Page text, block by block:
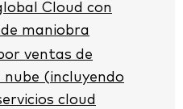
Cloud con
maniobra
ventas de
nube (incluyendo
cloud